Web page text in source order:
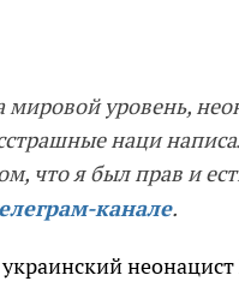
уровень,
наци
что я был прав и
канале.